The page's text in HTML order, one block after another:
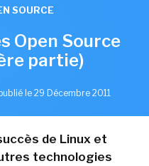
SOURCE
Open Source
partie)
le 29 Décembre 2011
de Linux et
technologies